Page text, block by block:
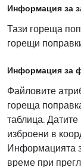
Информация за
Тази гореща
горещи
Информация за
Файловите
гореща
таблица.
изброени в
Информацията
време при